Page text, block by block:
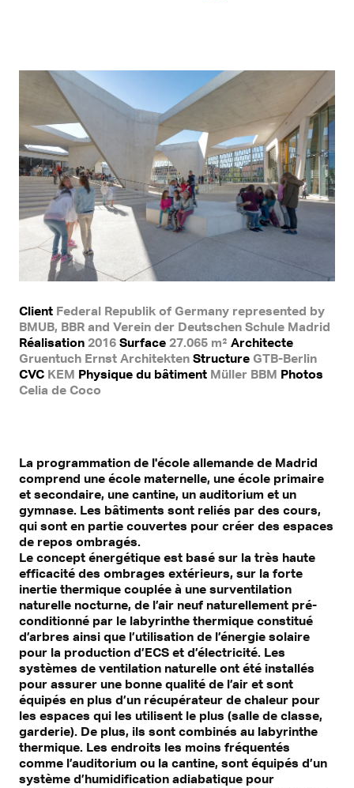
Client Federal Republik of Germany represented by
BMUB, BBR and Verein der Deutschen Schule Madrid
Réalisation 2016 Surface 27.065 m² Architecte
Gruentuch Ernst Architekten Structure GTB-Berlin
CVC KEM Physique du bâtiment Müller BBM Photos
Celia de Coco
La programmation de l'école allemande de Madrid
comprend une école maternelle, une école primaire
et secondaire, une cantine, un auditorium et un
gymnase. Les bâtiments sont reliés par des cours,
qui sont en partie couvertes pour créer des espaces
de repos ombragés.
Le concept énergétique est basé sur la très haute
efficacité des ombrages extérieurs, sur la forte
inertie thermique couplée à une surventilation
naturelle nocturne, de l’air neuf naturellement pré-
conditionné par le labyrinthe thermique constitué
d’arbres ainsi que l’utilisation de l’énergie solaire
pour la production d’ECS et d’électricité. Les
systèmes de ventilation naturelle ont été installés
pour assurer une bonne qualité de l’air et sont
équipés en plus d’un récupérateur de chaleur pour
les espaces qui les utilisent le plus (salle de classe,
garderie). De plus, ils sont combinés au labyrinthe
thermique. Les endroits les moins fréquentés
comme l’auditorium ou la cantine, sont équipés d’un
système d’humidification adiabatique pour